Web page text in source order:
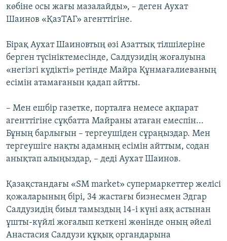
көбіне осы жағы мазалайды», – деген Аухат
Шаинов «ҚазТАГ» агенттігіне.
Бірақ Аухат Шаиновтың өзі Азаттық тілшілеріне
берген түсініктемесінде, Салдузидің жоғалуына
«негізгі күдікті» ретінде Майра Құнмағалиеваның
есімін атамағанын қадап айтты.
– Мен ешбір газетке, порталға немесе ақпарат
агенттігіне сұқбатта Майраны атаған емеспін...
Бұның барлығын – тергеушіден сұраңыздар. Мен
тергеушіге нақты адамның есімін айттым, содан
анықтап алыңыздар, – деді Аухат Шаинов.
Қазақстандағы «SM market» супермаркеттер желісі
қожаларының бірі, 34 жастағы бизнесмен Эдгар
Салдузидің биыл тамыздың 14-і күні аяқ астынан
ұшты-күйлі жоғалып кеткені жөнінде оның әйелі
Анастасия Салдузи құқық органдарына